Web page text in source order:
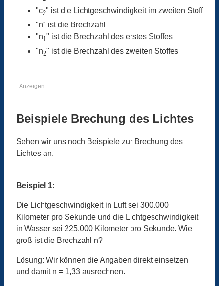
"c2" ist die Lichtgeschwindigkeit im zweiten Stoff
"n" ist die Brechzahl
"n1" ist die Brechzahl des erstes Stoffes
"n2" ist die Brechzahl des zweiten Stoffes
Anzeigen:
Beispiele Brechung des Lichtes
Sehen wir uns noch Beispiele zur Brechung des
Lichtes an.
Beispiel 1:
Die Lichtgeschwindigkeit in Luft sei 300.000
Kilometer pro Sekunde und die Lichtgeschwindigkeit
in Wasser sei 225.000 Kilometer pro Sekunde. Wie
groß ist die Brechzahl n?
Lösung: Wir können die Angaben direkt einsetzen
und damit n = 1,33 ausrechnen.